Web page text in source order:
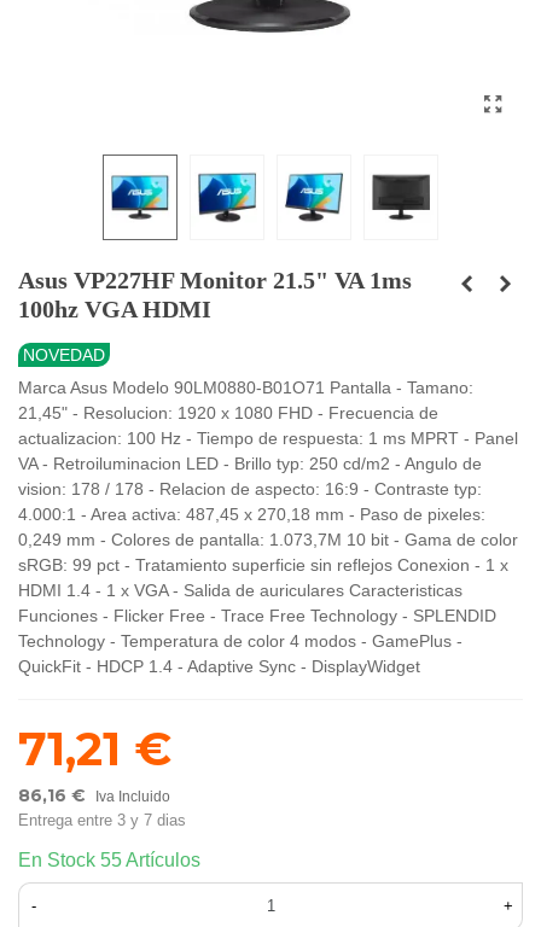
Asus VP227HF Monitor 21.5" VA 1ms
100hz VGA HDMI
NOVEDAD
Marca Asus Modelo 90LM0880-B01O71 Pantalla - Tamano:
21,45" - Resolucion: 1920 x 1080 FHD - Frecuencia de
actualizacion: 100 Hz - Tiempo de respuesta: 1 ms MPRT - Panel
VA - Retroiluminacion LED - Brillo typ: 250 cd/m2 - Angulo de
vision: 178 / 178 - Relacion de aspecto: 16:9 - Contraste typ:
4.000:1 - Area activa: 487,45 x 270,18 mm - Paso de pixeles:
0,249 mm - Colores de pantalla: 1.073,7M 10 bit - Gama de color
sRGB: 99 pct - Tratamiento superficie sin reflejos Conexion - 1 x
HDMI 1.4 - 1 x VGA - Salida de auriculares Caracteristicas
Funciones - Flicker Free - Trace Free Technology - SPLENDID
Technology - Temperatura de color 4 modos - GamePlus -
QuickFit - HDCP 1.4 - Adaptive Sync - DisplayWidget
71,21 €
86,16 € Iva Incluido
Entrega entre 3 y 7 dias
En Stock 55 Artículos
- +